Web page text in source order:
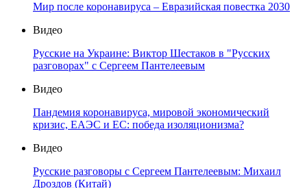
Мир после коронавируса – Евразийская повестка 2030
Видео
Русские на Украине: Виктор Шестаков в "Русских
разговорах" с Сергеем Пантелеевым
Видео
Пандемия коронавируса, мировой экономический
кризис, ЕАЭС и ЕС: победа изоляционизма?
Видео
Русские разговоры с Сергеем Пантелеевым: Михаил
Дроздов (Китай)